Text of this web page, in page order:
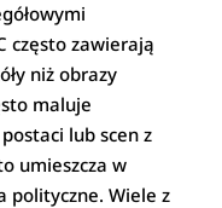
często zawierają
niż obrazy
maluje
lub scen z
umieszcza w
polityczne. Wiele z